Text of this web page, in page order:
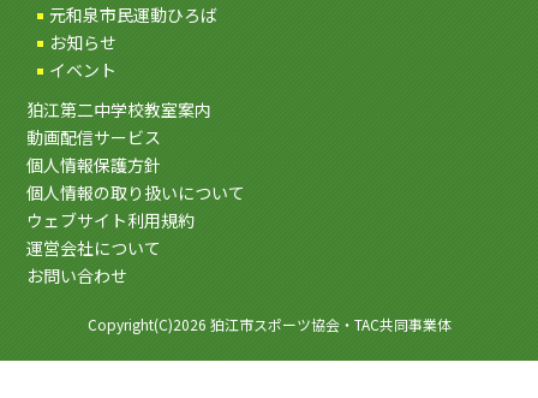
元和泉市民運動ひろば
お知らせ
イベント
狛江第二中学校教室案内
動画配信サービス
個人情報保護方針
個人情報の取り扱いについて
ウェブサイト利用規約
運営会社について
お問い合わせ
Copyright(C)2026 狛江市スポーツ協会・TAC共同事業体